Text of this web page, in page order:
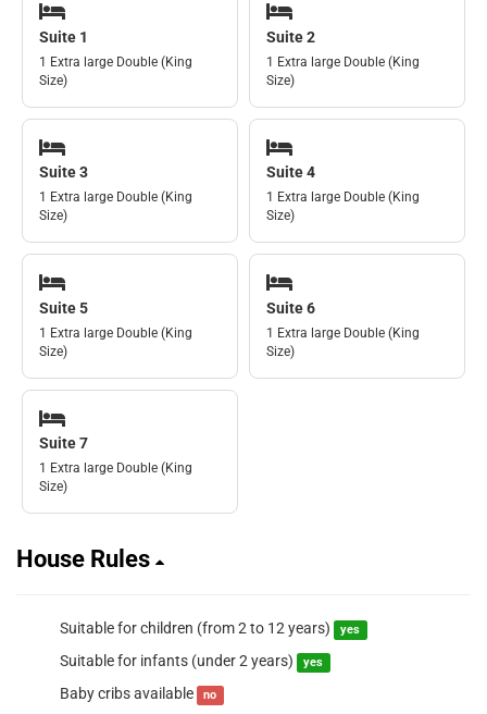
Suite 1
1 Extra large Double (King
Size)
Suite 2
1 Extra large Double (King
Size)
Suite 3
1 Extra large Double (King
Size)
Suite 4
1 Extra large Double (King
Size)
Suite 5
1 Extra large Double (King
Size)
Suite 6
1 Extra large Double (King
Size)
Suite 7
1 Extra large Double (King
Size)
House Rules
Suitable for children (from 2 to 12 years) yes
Suitable for infants (under 2 years) yes
Baby cribs available no